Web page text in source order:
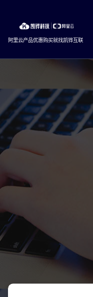
content
阿里云产品优惠购买就找凯铧互联